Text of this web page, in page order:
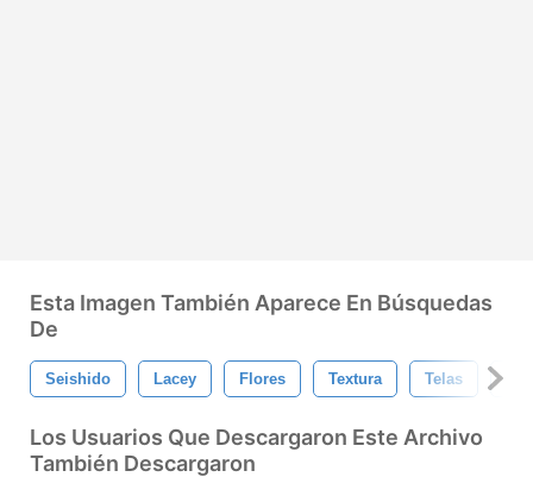
Esta Imagen También Aparece En Búsquedas
De
Seishido Lacey Flores Textura Telas
Los Usuarios Que Descargaron Este Archivo
También Descargaron